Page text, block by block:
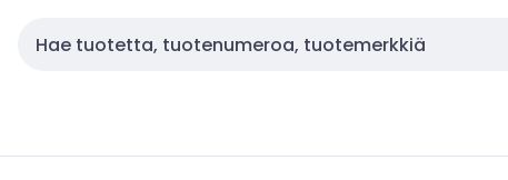
Haku